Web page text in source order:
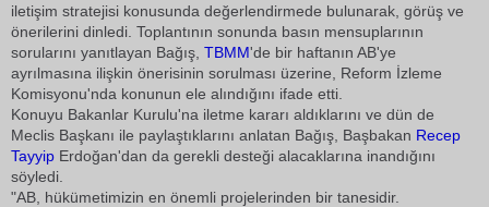
iletişim stratejisi konusunda değerlendirmede bulunarak, görüş ve
önerilerini dinledi. Toplantının sonunda basın mensuplarının
sorularını yanıtlayan Bağış, TBMM'de bir haftanın AB'ye
ayrılmasına ilişkin önerisinin sorulması üzerine, Reform İzleme
Komisyonu'nda konunun ele alındığını ifade etti.
Konuyu Bakanlar Kurulu'na iletme kararı aldıklarını ve dün de
Meclis Başkanı ile paylaştıklarını anlatan Bağış, Başbakan Recep
Tayyip Erdoğan'dan da gerekli desteği alacaklarına inandığını
söyledi.
"AB, hükümetimizin en önemli projelerinden bir tanesidir.